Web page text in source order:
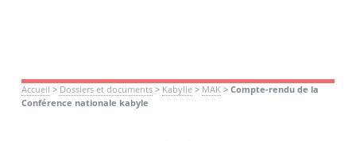
Accueil > Dossiers et documents> Kabylie> MAK> Compte-rendu de la
Conférence nationale kabyle